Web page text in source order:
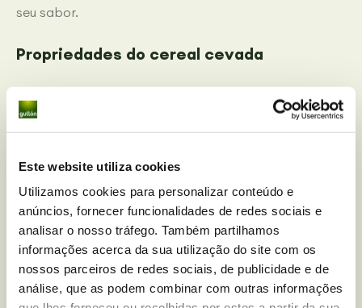
Este website utiliza cookies
Utilizamos cookies para personalizar conteúdo e
anúncios, fornecer funcionalidades de redes sociais e
analisar o nosso tráfego. Também partilhamos
informações acerca da sua utilização do site com os
nossos parceiros de redes sociais, de publicidade e de
análise, que as podem combinar com outras informações
seu sabor.
Propriedades do cereal cevada
Quando falamos de cevada, é provável que a
primeira coisa que nos venha à cabeça seja a
ser o ingrediente principal dessa bebida, trata-se de
um cereal com propriedades nutricionais
interessantes.
A cevada, com uma coloração verde-clara, é
considerada um grão medianamente energético,
baixo em amido erico em fibra. Devido à sua alta